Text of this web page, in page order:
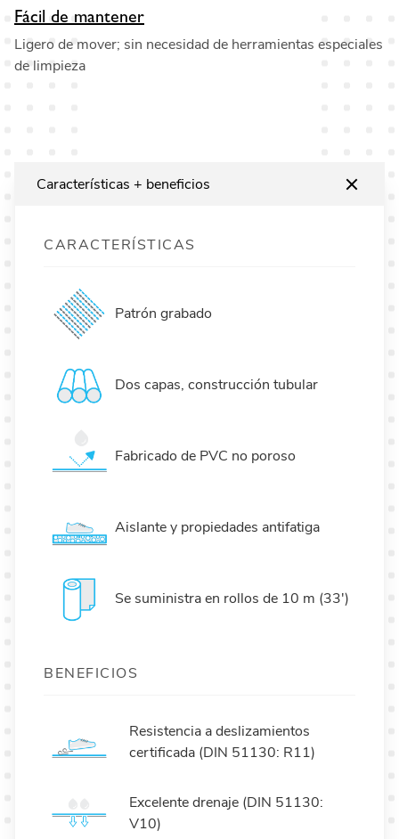
Fácil de mantener
Ligero de mover; sin necesidad de herramientas especiales
de limpieza
Características + beneficios
CARACTERÍSTICAS
Patrón grabado
Dos capas, construcción tubular
Fabricado de PVC no poroso
Aislante y propiedades antifatiga
Se suministra en rollos de 10 m (33')
BENEFICIOS
Resistencia a deslizamientos
certificada (DIN 51130: R11)
Excelente drenaje (DIN 51130:
V10)